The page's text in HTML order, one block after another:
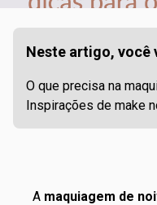
Neste artigo, você
O que precisa na
Inspirações de make
A maquiagem de